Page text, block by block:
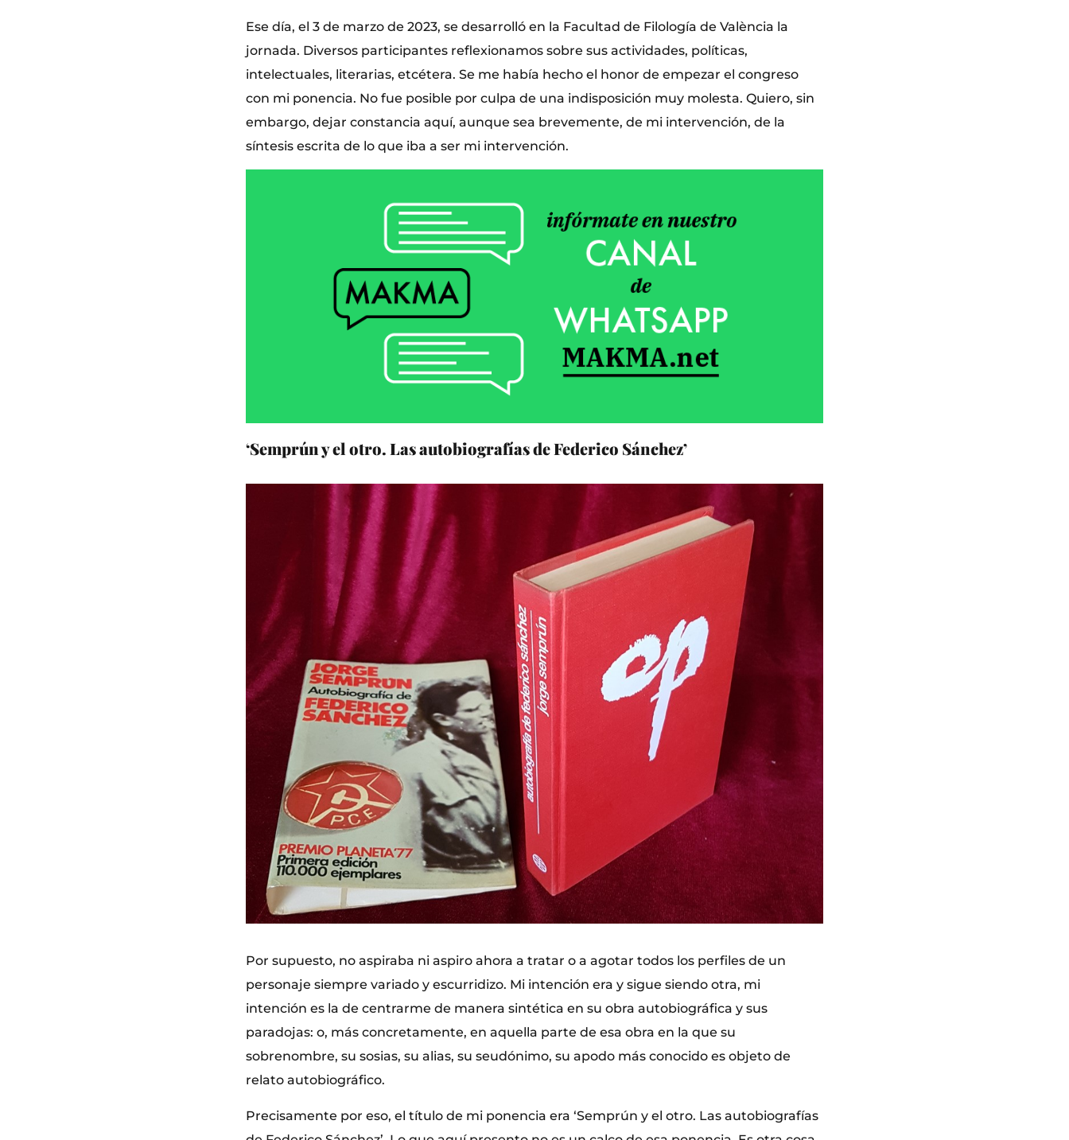
Ese día, el 3 de marzo de 2023, se desarrolló en la Facultad de Filología de València la
jornada. Diversos participantes reflexionamos sobre sus actividades, políticas,
intelectuales, literarias, etcétera. Se me había hecho el honor de empezar el congreso
con mi ponencia. No fue posible por culpa de una indisposición muy molesta. Quiero, sin
embargo, dejar constancia aquí, aunque sea brevemente, de mi intervención, de la
síntesis escrita de lo que iba a ser mi intervención.
‘Semprún y el otro. Las autobiografías de Federico Sánchez’
Por supuesto, no aspiraba ni aspiro ahora a tratar o a agotar todos los perfiles de un
personaje siempre variado y escurridizo. Mi intención era y sigue siendo otra, mi
intención es la de centrarme de manera sintética en su obra autobiográfica y sus
paradojas: o, más concretamente, en aquella parte de esa obra en la que su
sobrenombre, su sosias, su alias, su seudónimo, su apodo más conocido es objeto de
relato autobiográfico.
Precisamente por eso, el título de mi ponencia era ‘Semprún y el otro. Las autobiografías